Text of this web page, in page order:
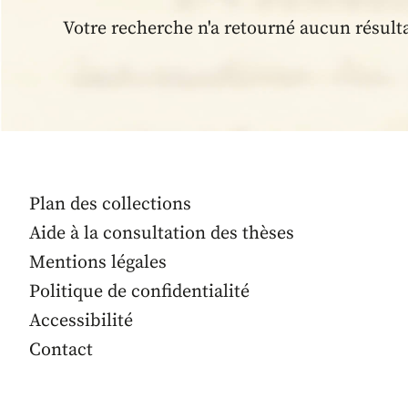
Votre recherche n'a retourné aucun
Plan des collections
Aide à la consultation des thèses
Mentions légales
Politique de confidentialité
Accessibilité
Contact